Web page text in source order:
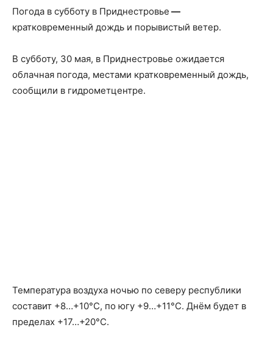
Погода в субботу в Приднестровье —
кратковременный дождь и порывистый ветер.
В субботу, 30 мая, в Приднестровье ожидается
облачная погода, местами кратковременный дождь,
сообщили в гидрометцентре.
Температура воздуха ночью по северу республики
составит +8…+10°С, по югу +9…+11°С. Днём будет в
пределах +17…+20°С.